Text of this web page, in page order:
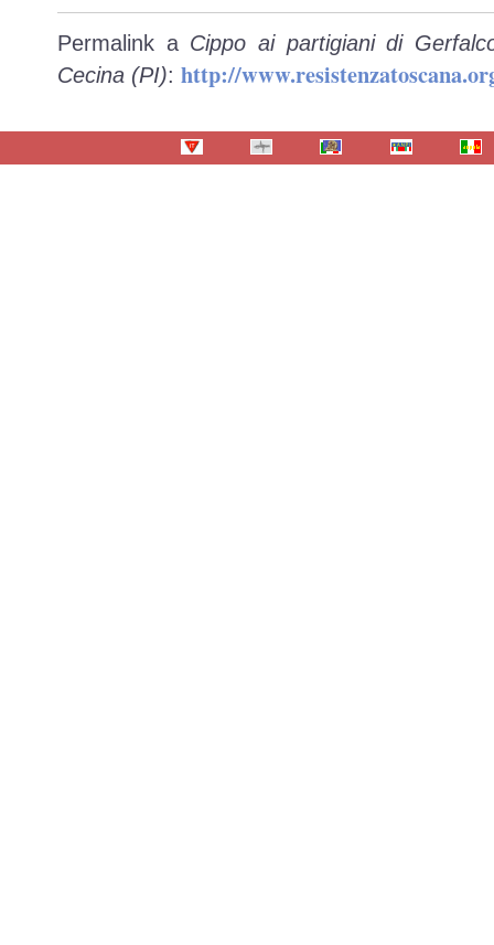
Permalink a Cippo ai partigiani di
Cecina (PI): http://